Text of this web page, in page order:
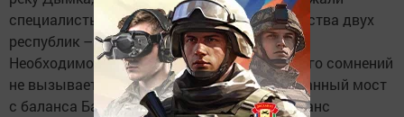
специалисты и министры дорожного хозяйства двух
республик – Татарстана и Башкортостана.
Необходимость моста через реку Ик ни у кого сомнений
не вызывает. Как уже сообщалось ранее, данный мост
с баланса Башнефти снят и передан на баланс